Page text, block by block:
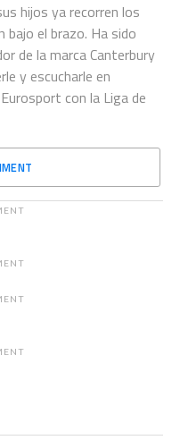
hijos ya recorren los
bajo el brazo. Ha sido
de la marca Canterbury
y escucharle en
con la Liga de